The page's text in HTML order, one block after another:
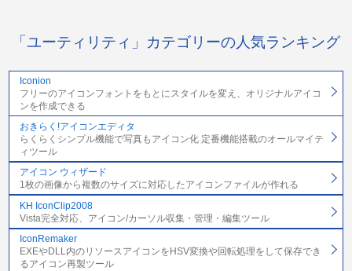
「ユーティリティ」カテゴリーの人気ランキング
Iconion
フリーのアイコンフォントをもとにスタイルを変え、オリジナルアイコ
ンを作成できる
おきらく!アイコンエディタ
らくらくシンプル機能で写真もアイコン化 定番機能搭載のオールマイテ
ィツール
アイコン ウィザード
1枚の画像から複数のサイズに対応したアイコンファイルが作れる
KH IconClip2008
Vista完全対応、アイコン/カーソル収集・管理・編集ツール
IconRemaker
EXEやDLL内のリソースアイコンをHSV変換や回転処理をして保存でき
るアイコン再製ツール